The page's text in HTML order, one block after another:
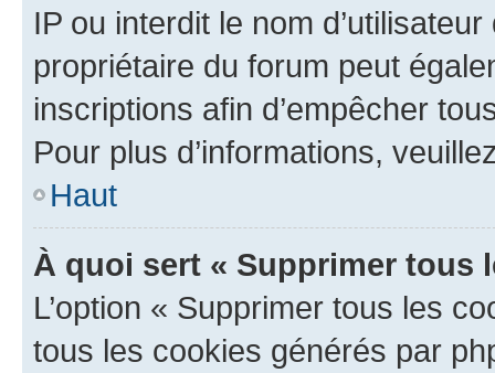
IP ou interdit le nom
propriétaire du forum peut
inscriptions afin d’empêcher
Pour plus d’informations,
Haut
À quoi sert « Supprimer tous
L’option « Supprimer tous les
tous les cookies générés par